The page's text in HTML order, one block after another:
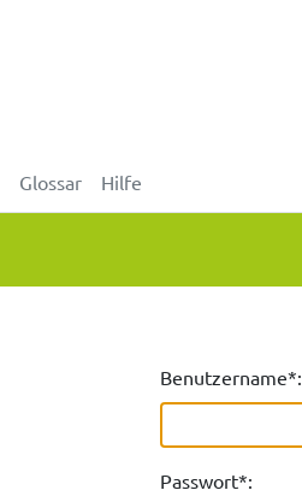
Glossar Hilfe
Benutzername*:
Passwort*: